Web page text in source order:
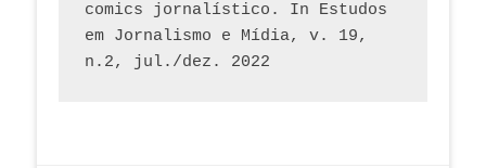
comics jornalístico. In Estudos
em Jornalismo e Mídia, v. 19,
n.2, jul./dez. 2022